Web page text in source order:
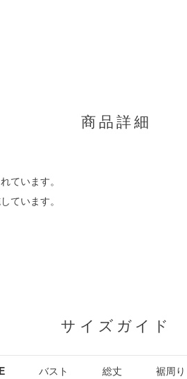
商品詳細
ています。
ています。
サイズガイド
バスト 総丈 裾周り